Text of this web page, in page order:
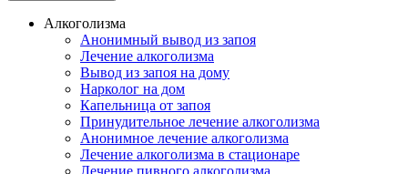
Алкоголизма
Анонимный вывод из запоя
Лечение алкоголизма
Вывод из запоя на дому
Нарколог на дом
Капельница от запоя
Принудительное лечение алкоголизма
Анонимное лечение алкоголизма
Лечение алкоголизма в стационаре
Лечение пивного алкоголизма